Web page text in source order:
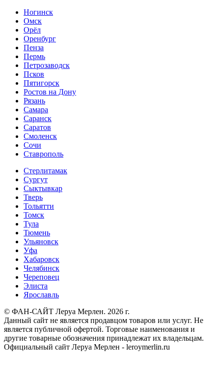
Ногинск
Омск
Орёл
Оренбург
Пенза
Пермь
Петрозаводск
Псков
Пятигорск
Ростов на Дону
Рязань
Самара
Саранск
Саратов
Смоленск
Сочи
Ставрополь
Стерлитамак
Сургут
Сыктывкар
Тверь
Тольятти
Томск
Тула
Тюмень
Ульяновск
Уфа
Хабаровск
Челябинск
Череповец
Элиста
Ярославль
© ФАН-САЙТ Леруа Мерлен. 2026 г.
Данный сайт не является продавцом товаров или услуг. Не
является публичной офертой. Торговые наименования и
другие товарные обозначения принадлежат их владельцам.
Официальный сайт Леруа Мерлен - leroymerlin.ru